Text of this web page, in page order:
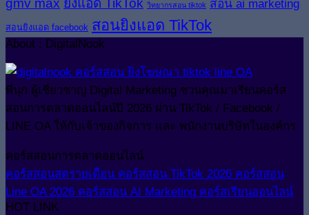
gmv max ยิงแอด TikTok วิทยากรสอน tiktok สอน ai marketing
สอนยิงแอด facebook สอนยิงแอด TikTok
About : DigitalNook
พี่นุก ผู้เชี่ยวชาญ Digital Marketing ชวนคุณมาเรียนคอร์ส
สอนการตลาดออนไลน์ปี 2026 ผ่าน TikTok / Facebook /
LINE OA ให้กับเจ้าของกิจการ และ พนักงานบริษัทในองค์กร
คอร์สสอนการตลาดออนไลน์
คอร์สสอนสดรายเดือน คอร์สสอน TikTok 2026 คอร์สสอน
Line OA 2026 คอร์สสอน AI Marketing คอร์สเรียนออนไลน์
HOT LINK